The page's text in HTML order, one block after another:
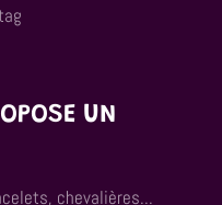
UN
chevalières...